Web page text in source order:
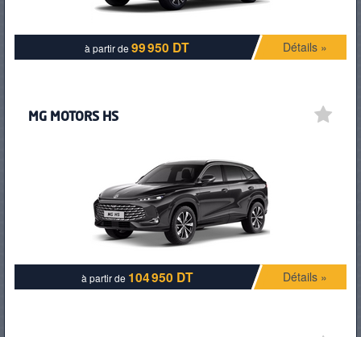
à partir de99 950 DT Détails »
MG MOTORS HS
à partir de 104 950 DT Détails »